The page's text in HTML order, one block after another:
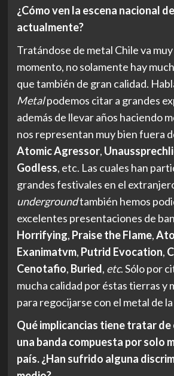
¿Cómo ven la escena nacional
actualmente?
Tratándose de metal Chile va
momento, no solamente hay
que también de gran calidad.
Metalpodemos citar a grandes
además de llevar años haciendo
nos representan muy bien fuera
Atomic Agressor,
Godless, etc. Las cuales han
grandes festivales en el
undergroundtambién hemos
excelentes presentaciones de
Horrifying, Praise the Flame,
Exanimatvm, Putrid Evocation,
Cenotafio, Buried, etc. Sólo por
mucha calidad por éstas tierras y
para regocijarse con el metal de
Qué implicancias tiene tratar de
una banda compuesta por solo
país. ¿Han sufrido alguna